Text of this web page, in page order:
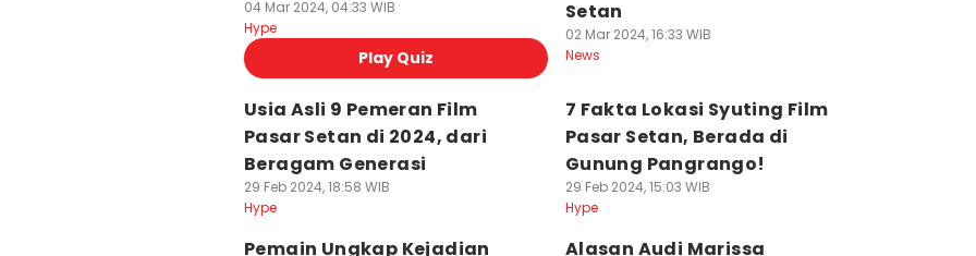
04 Mar 2024, 04:33 WIB
Hype
Play Quiz
Setan
02 Mar 2024, 16:33 WIB
News
Usia Asli 9 Pemeran Film
Pasar Setan di 2024, dari
Beragam Generasi
29 Feb 2024, 18:58 WIB
Hype
7 Fakta Lokasi Syuting Film
Pasar Setan, Berada di
Gunung Pangrango!
29 Feb 2024, 15:03 WIB
Hype
Pemain Ungkap Kejadian
Alasan Audi Marissa